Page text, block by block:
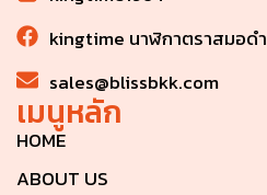
kingtime นาฬิกาตราสมอดำ
sales@blissbkk.com
เมนูหลัก
HOME
ABOUT US